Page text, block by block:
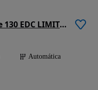
Renault Mégane ENERGY TCe 130 EDC LIMITED
Automática